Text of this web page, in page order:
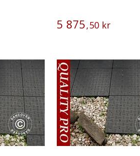
5 875,50 kr